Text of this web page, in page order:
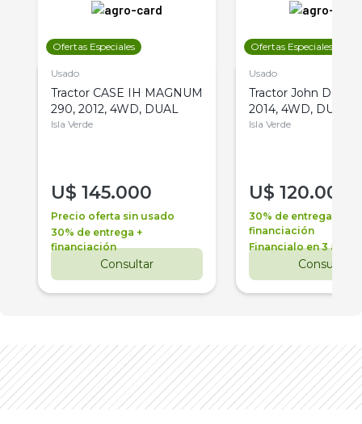
Ofertas Especiales
Usado
Tractor CASE IH MAGNUM
290, 2012, 4WD, DUAL
Isla Verde
U$ 145.000
Precio oferta sin usado
30% de entrega +
financiación
Consultar
Ofertas Especiales
Usado
Tractor John Deere
2014, 4WD, DUAL
Isla Verde
U$ 120.000
30% de entrega +
financiación
Financialo en 3 años
Consultar